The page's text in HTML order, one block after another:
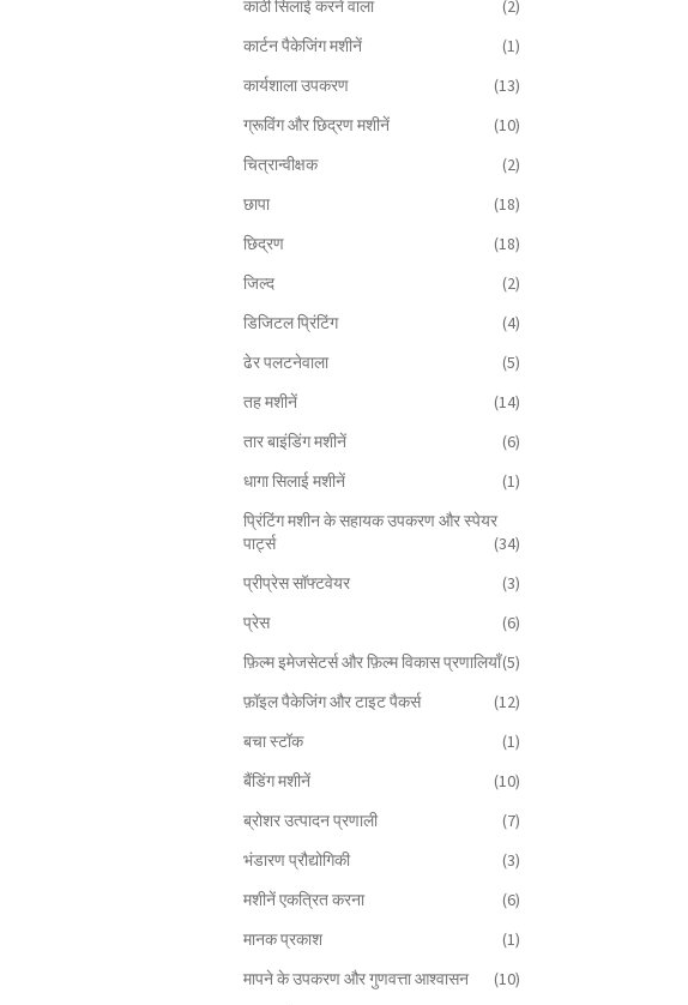
काठी सिलाई करने वाला
(2)
कार्टन पैकेजिंग मशीनें
(1)
कार्यशाला उपकरण
(13)
ग्रूविंग और छिद्रण मशीनें
(10)
चित्रान्वीक्षक
(2)
छापा
(18)
छिद्रण
(18)
जिल्द
(2)
डिजिटल प्रिंटिंग
(4)
ढेर पलटनेवाला
(5)
तह मशीनें
(14)
तार बाइंडिंग मशीनें
(6)
धागा सिलाई मशीनें
(1)
प्रिंटिंग मशीन के सहायक उपकरण और स्पेयर
पार्ट्स
(34)
प्रीप्रेस सॉफ्टवेयर
(3)
प्रेस
(6)
फ़िल्म इमेजसेटर्स और फ़िल्म विकास प्रणालियाँ(5)
फ़ॉइल पैकेजिंग और टाइट पैकर्स
(12)
बचा स्टॉक
(1)
बैंडिंग मशीनें
(10)
ब्रोशर उत्पादन प्रणाली
(7)
भंडारण प्रौद्योगिकी
(3)
मशीनें एकत्रित करना
(6)
मानक प्रकाश
(1)
मापने के उपकरण और गुणवत्ता आश्वासन
(10)